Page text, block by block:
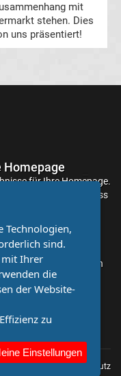
mit
stehen. Dies
uns präsentiert!
Homepage
für Ihre Homepage.
paar Minuten, sodass
und schnelle
findet? Dann
Ihren Verein für eine
Sie Ihre Spielberichte,
bei uns!
Datenschutz
Technologien,
sind.
mit Ihrer
die
der Website-
zu
Einstellungen